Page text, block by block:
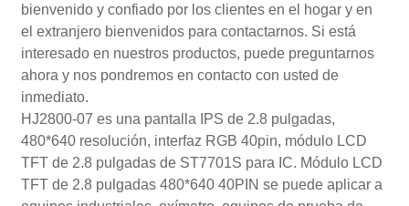
bienvenido y confiado por los clientes en el hogar y en
el extranjero bienvenidos para contactarnos. Si está
interesado en nuestros productos, puede preguntarnos
ahora y nos pondremos en contacto con usted de
inmediato.
HJ2800-07 es una pantalla IPS de 2.8 pulgadas,
480*640 resolución, interfaz RGB 40pin, módulo LCD
TFT de 2.8 pulgadas de ST7701S para IC. Módulo LCD
TFT de 2.8 pulgadas 480*640 40PIN se puede aplicar a